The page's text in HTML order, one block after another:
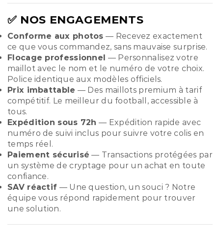
✅ NOS ENGAGEMENTS
Conforme aux photos — Recevez exactement
ce que vous commandez, sans mauvaise surprise.
Flocage professionnel — Personnalisez votre
maillot avec le nom et le numéro de votre choix.
Police identique aux modèles officiels.
Prix imbattable — Des maillots premium à tarif
compétitif. Le meilleur du football, accessible à
tous.
Expédition sous 72h — Expédition rapide avec
numéro de suivi inclus pour suivre votre colis en
temps réel.
Paiement sécurisé — Transactions protégées par
un système de cryptage pour un achat en toute
confiance.
SAV réactif — Une question, un souci ? Notre
équipe vous répond rapidement pour trouver
une solution.